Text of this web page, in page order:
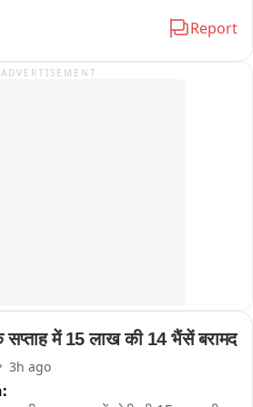
সেই বাইক আরোহীর দিকে ছুটে যাচ্ছেন
বাড়িতে পৌঁছে যেতে পারি!” এরপরই শুরু হচ্ছে
মানুষের কাছে পৌঁছে দিলে তার প্রভাব আরও
সপ্তাহে সবং ও পিংলা পুলিশের এই উদ্যোগ যেন
দিয়ে গেল হেলমেট ও সিটবেল্ট এড়িয়ে চলা মানেই
पर भर्ती की मांग भर्ती नियमों में बदलाव नहीं
Report
ADVERTISEMENT
सप्ताह में 15 लाख की 14 भैंसें बरामद
3h ago